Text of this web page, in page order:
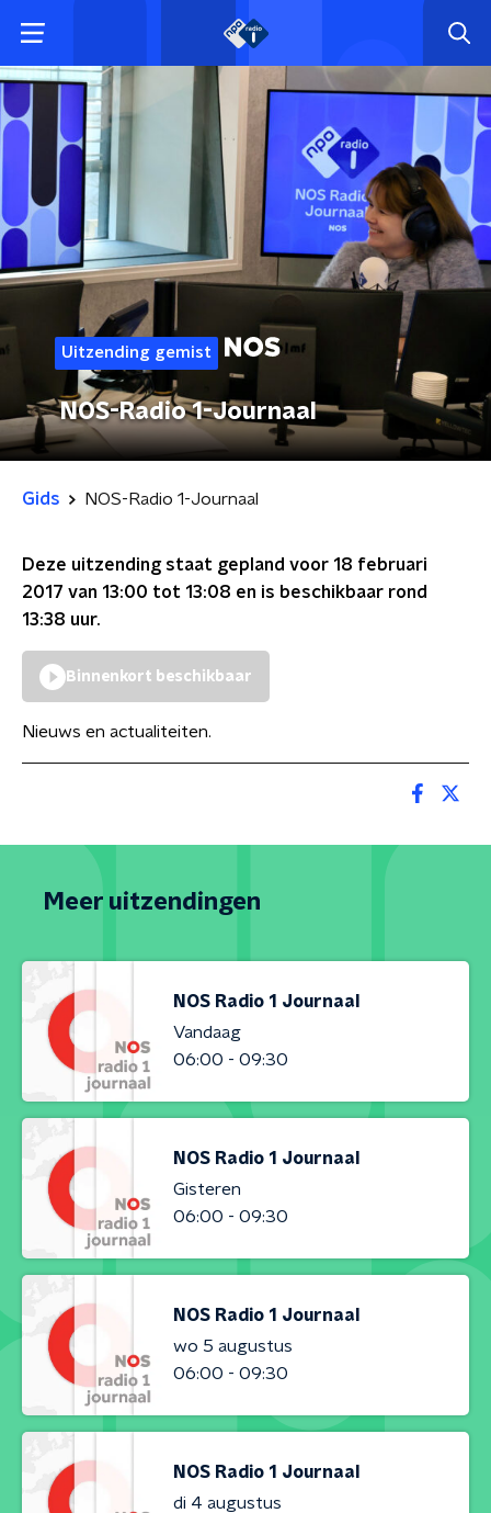
Uitzending gemist
NOS-Radio 1-Journaal
Gids NOS-Radio 1-Journaal
Deze uitzending staat gepland voor 18 februari
2017 van 13:00 tot 13:08 en is beschikbaar rond
13:38 uur.
Binnenkort beschikbaar
Nieuws en actualiteiten.
Meer uitzendingen
NOS Radio 1 Journaal
Vandaag
06:00 - 09:30
NOS Radio 1 Journaal
Gisteren
06:00 - 09:30
NOS Radio 1 Journaal
wo 5 augustus
06:00 - 09:30
NOS Radio 1 Journaal
di 4 augustus